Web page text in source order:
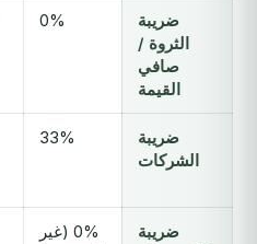
ضريبة
الثروة /
صافي
القيمة
0%
ضريبة
الشركات
33%
ضريبة
0% (غير